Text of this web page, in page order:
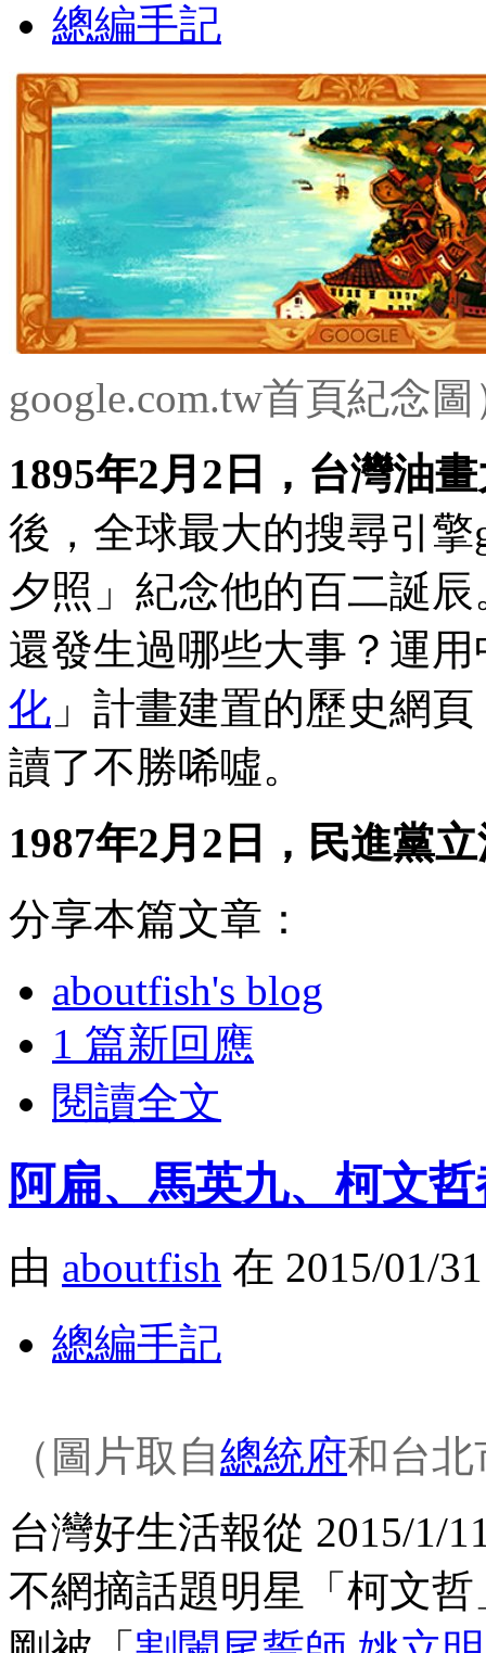
總編手記
google.com.tw首頁紀念圖
1895年2月2日，台灣油
後，全球最大的搜尋引
夕照」紀念他的百二誕
還發生過哪些大事？運
化 」計畫建置的歷史網
讀了不勝唏噓。
1987年2月2日，民進黨
分享本篇文章：
aboutfish's blog
1 篇新回應
閱讀全文
阿扁、馬英九、柯文
由 aboutfish 在 2015/01/
總編手記
（圖片取自總統府和台北
台灣好生活報從 2015/1/
不網摘話題明星「柯文